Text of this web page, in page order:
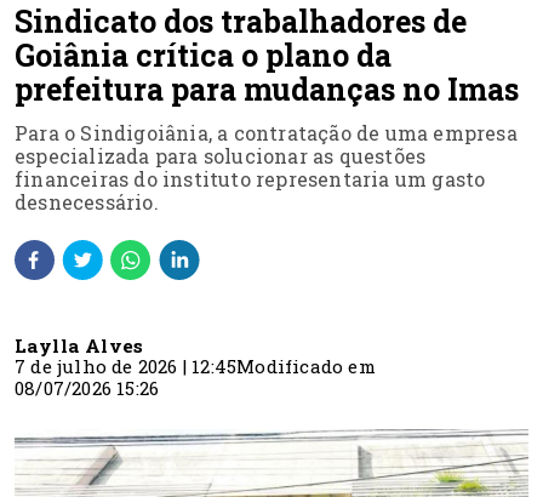
Sindicato dos trabalhadores de
Goiânia crítica o plano da
prefeitura para mudanças no Imas
Para o Sindigoiânia, a contratação de uma empresa
especializada para solucionar as questões
financeiras do instituto representaria um gasto
desnecessário.
Laylla Alves
7 de julho de 2026 | 12:45Modificado em
08/07/2026 15:26